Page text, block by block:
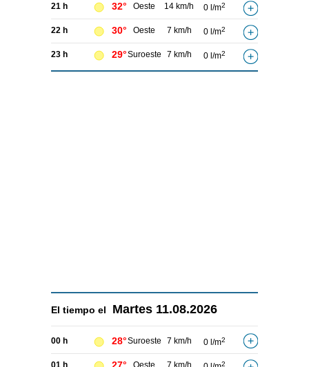
21 h 32° Oeste 14 km/h 0 l/m2
22 h 30° Oeste 7 km/h 0 l/m2
23 h 29°Suroeste 7 km/h 0 l/m2
El tiempo el Martes 11.08.2026
00 h 28°Suroeste 7 km/h 0 l/m2
2